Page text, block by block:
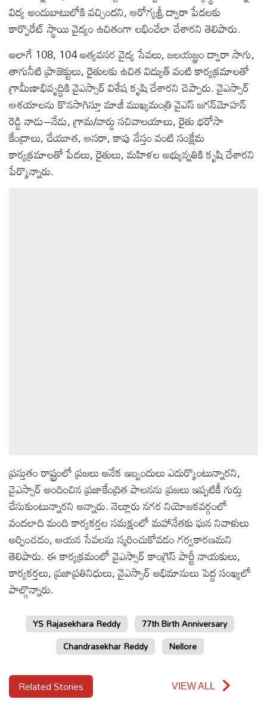
విద్య అందుబాటులోకి వచ్చిందని, ఆరోగ్యశ్రీ ద్వారా పేదలకు
కార్పొరేట్ స్థాయి వైద్యం ఉచితంగా లభించేలా చేశారని తెలిపారు.
అలాగే 108, 104 అత్యవసర వైద్య సేవలు, జలయజ్ఞం ద్వారా సాగు,
తాగునీటి ప్రాజెక్టులు, రైతులకు ఉచిత విద్యుత్ వంటి కార్యక్రమాలతో
గ్రామీణాభివృద్ధికి వైఎస్సార్ విశేష కృషి చేశారని చెప్పారు. వైఎస్సార్
ఆశయాలను కొనసాగిస్తూ మాజీ ముఖ్యమంత్రి వైఎస్ జగన్‌మోహన్
రెడ్డి నాడు–నేడు, గ్రామ/వార్డు సచివాలయాలు, రైతు భరోసా
కేంద్రాలు, చేయూత, ఆసరా, కాపు నేస్తం వంటి సంక్షేమ
కార్యక్రమాలతో పేదలు, రైతులు, మహిళల అభ్యున్నతికి కృషి చేశారని
పేర్కొన్నారు.
ప్రస్తుతం రాష్ట్రంలో ప్రజలు అనేక ఇబ్బందులు ఎదుర్కొంటున్నారని,
వైఎస్సార్ అందించిన ప్రజాకేంద్రిత పాలనను ప్రజలు ఇప్పటికీ గుర్తు
చేసుకుంటున్నారని అన్నారు. నెల్లూరు నగర నియోజకవర్గంలో
వందలాది మంది కార్యకర్తల సమక్షంలో మహానేతకు ఘన నివాళులు
అర్పించడం, ఆయన సేవలను స్మరించుకోవడం గర్వకారణమని
తెలిపారు. ఈ కార్యక్రమంలో వైఎస్సార్ కాంగ్రెస్ పార్టీ నాయకులు,
కార్యకర్తలు, ప్రజాప్రతినిధులు, వైఎస్సార్ అభిమానులు పెద్ద సంఖ్యలో
పాల్గొన్నారు.
YS Rajasekhara Reddy
77th Birth Anniversary
Chandrasekhar Reddy
Nellore
Related Stories VIEW ALL